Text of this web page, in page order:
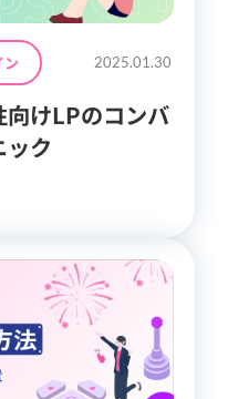
ン 2025.01.30
けLPのコンバ
ク